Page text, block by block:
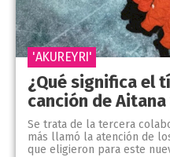
¿Qué significa el
canción de
Se trata de la tercera
más llamó la atención de
que eligieron para este
'AKUREYRI'